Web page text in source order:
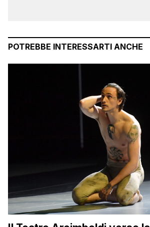
POTREBBE INTERESSARTI ANCHE